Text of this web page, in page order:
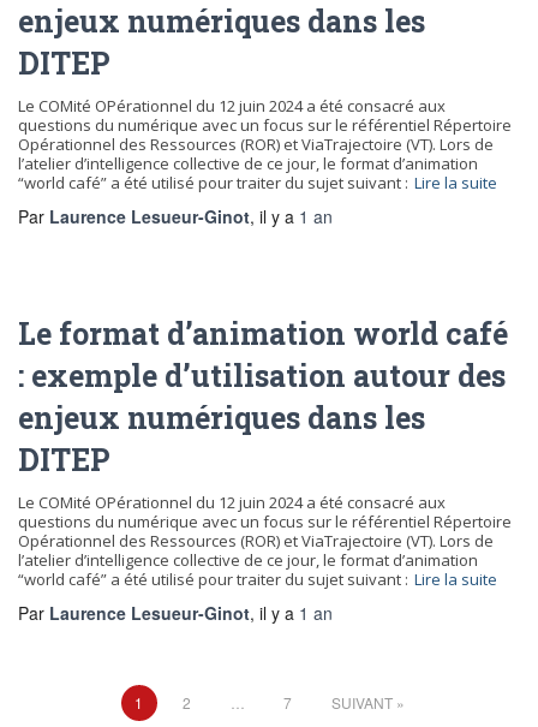
enjeux numériques dans les
DITEP
Le COMité OPérationnel du 12 juin 2024 a été consacré aux
questions du numérique avec un focus sur le référentiel Répertoire
Opérationnel des Ressources (ROR) et ViaTrajectoire (VT). Lors de
l’atelier d’intelligence collective de ce jour, le format d’animation
“world café” a été utilisé pour traiter du sujet suivant : Lire la suite
Par Laurence Lesueur-Ginot, il y a 1 an
Le format d’animation world café
: exemple d’utilisation autour des
enjeux numériques dans les
DITEP
Le COMité OPérationnel du 12 juin 2024 a été consacré aux
questions du numérique avec un focus sur le référentiel Répertoire
Opérationnel des Ressources (ROR) et ViaTrajectoire (VT). Lors de
l’atelier d’intelligence collective de ce jour, le format d’animation
“world café” a été utilisé pour traiter du sujet suivant : Lire la suite
Par Laurence Lesueur-Ginot, il y a 1 an
Pagination
1 2 7 SUIVANT